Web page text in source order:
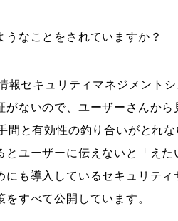
なことをされていますか？
セキュリティマネジメント
ないので、ユーザーさんから
と有効性の釣り合いがとれ
ユーザーに伝えないと「えた
も導入しているセキュリティ
すべて公開しています。